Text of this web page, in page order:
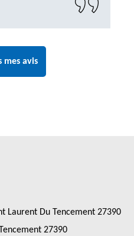
mes avis
Laurent Du Tencement 27390
27390